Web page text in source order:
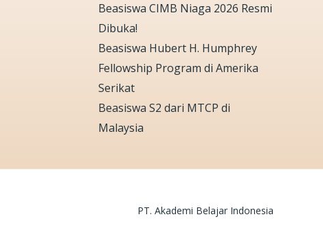
Beasiswa CIMB Niaga 2026 Resmi
Dibuka!
Beasiswa Hubert H. Humphrey
Fellowship Program di Amerika
Serikat
Beasiswa S2 dari MTCP di
Malaysia
PT. Akademi Belajar Indonesia